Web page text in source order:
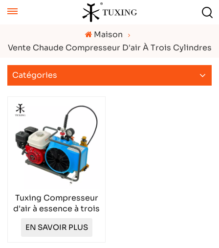
Maison
Vente Chaude Compresseur D'air À Trois Cylindres
Catégories
Tuxing Compresseur
d'air à essence à trois
EN SAVOIR PLUS